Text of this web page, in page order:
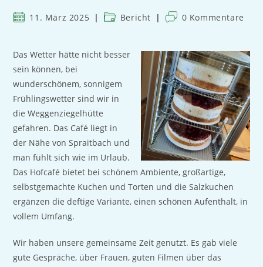
11. März 2025 Bericht 0 Kommentare
Das Wetter hätte nicht besser
sein können, bei
wunderschönem, sonnigem
Frühlingswetter sind wir in
die Weggenziegelhütte
gefahren. Das Café liegt in
der Nähe von Spraitbach und
man fühlt sich wie im Urlaub.
Das Hofcafé bietet bei schönem Ambiente, großartige,
selbstgemachte Kuchen und Torten und die Salzkuchen
ergänzen die deftige Variante, einen schönen Aufenthalt, in
vollem Umfang.
Wir haben unsere gemeinsame Zeit genutzt. Es gab viele
gute Gespräche, über Frauen, guten Filmen über das